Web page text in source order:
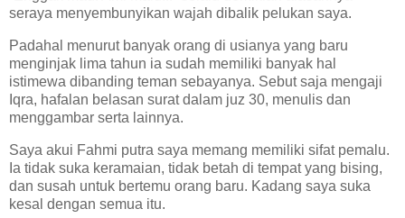
seraya menyembunyikan wajah dibalik pelukan saya.
Padahal menurut banyak orang di usianya yang baru
menginjak lima tahun ia sudah memiliki banyak hal
istimewa dibanding teman sebayanya. Sebut saja mengaji
Iqra, hafalan belasan surat dalam juz 30, menulis dan
menggambar serta lainnya.
Saya akui Fahmi putra saya memang memiliki sifat pemalu.
Ia tidak suka keramaian, tidak betah di tempat yang bising,
dan susah untuk bertemu orang baru. Kadang saya suka
kesal dengan semua itu.